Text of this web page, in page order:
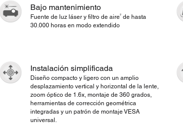
Bajo mantenimiento
Fuente de luz láser y filtro de aire2 de hasta
30.000 horas en modo extendido
Instalación simplificada
Diseño compacto y ligero con un amplio
desplazamiento vertical y horizontal de la lente,
zoom óptico de 1.6x, montaje de 360 grados,
herramientas de corrección geométrica
integradas y un patrón de montaje VESA
universal.